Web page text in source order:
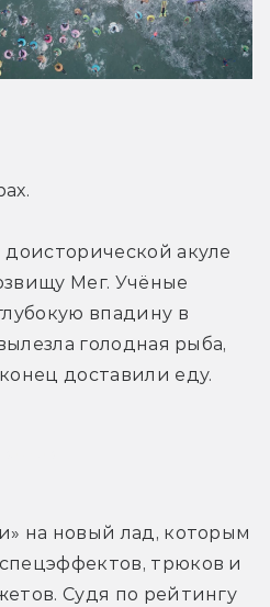
акуле
Мег. Учёные
впадину в
голодная рыба,
доставили еду.
на новый лад, которым
трюков и
Судя по рейтингу